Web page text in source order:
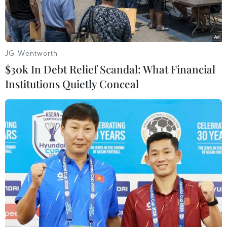
gây ra tai nạn.
Hiện trường vụ tai nạn. (Ảnh: TTXVN phát)
Sáng 2/12, Phòng Cảnh sát Giao thông, Công an
tỉnh Tây Ninh cho biết đã hoàn tất khám
JG Wentworth
$30k In Debt Relief Scandal: What Financial
Institutions Quietly Conceal